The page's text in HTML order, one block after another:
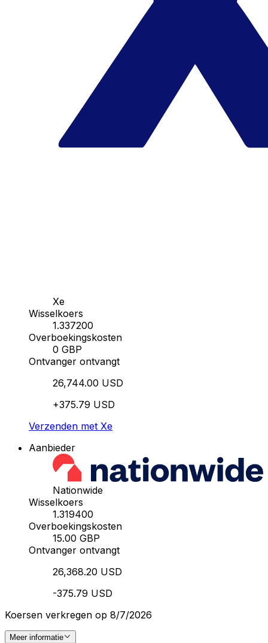
Xe
Wisselkoers
1.337200
Overboekingskosten
0 GBP
Ontvanger ontvangt
26,744.00 USD
+375.79 USD
Verzenden met Xe
Aanbieder
Nationwide
Wisselkoers
1.319400
Overboekingskosten
15.00 GBP
Ontvanger ontvangt
26,368.20 USD
-375.79 USD
Koersen verkregen op 8/7/2026
Meer informatie